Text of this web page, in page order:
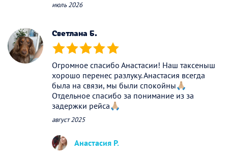
июль 2026
Светлана Б.
(*) (*) (*) (*) (*)
Огромное спасибо Анастасии! Наш таксеныш
хорошо перенес разлуку. Анастасия всегда
была на связи, мы были спокойны🙏🏼
Отдельное спасибо за понимание из за
задержки рейса🙏🏼
август 2025
Анастасия Р.